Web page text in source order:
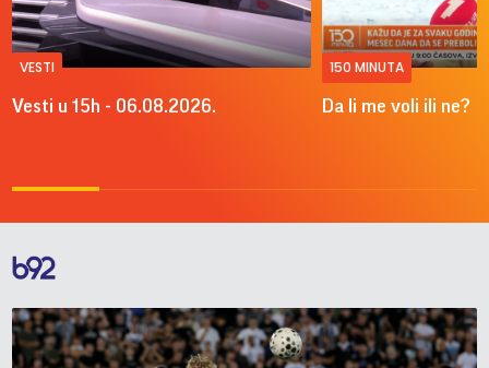
VESTI
Vesti u 15h - 06.08.2026.
150 MINUTA
Da li me voli ili ne?